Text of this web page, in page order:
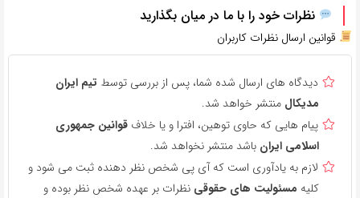
نظرات خود را با ما در میان بگذارید
قوانین ارسال نظرات کاربران
دیدگاه های ارسال شده شما، پس از بررسی توسط تیم ایران
مدیکال منتشر خواهد شد.
پیام هایی که حاوی توهین، افترا و یا خلاف قوانین جمهوری
اسلامی ایران باشد منتشر نخواهد شد.
لازم به یادآوری است که آی پی شخص نظر دهنده ثبت می شود و
کلیه مسئولیت های حقوقی نظرات بر عهده شخص نظر بوده و